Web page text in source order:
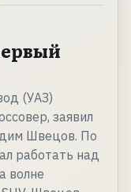
(УАЗ)
заявил
Швецов. По
работать над
волне